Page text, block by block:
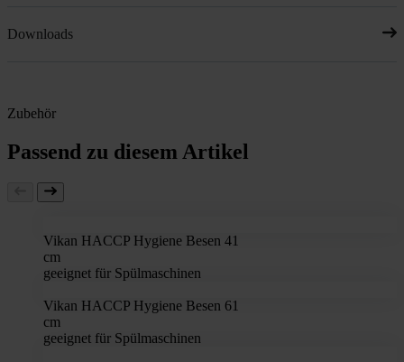
Downloads
Zubehör
Passend zu diesem Artikel
Vikan HACCP Hygiene Besen 41
cm
geeignet für Spülmaschinen
Vikan HACCP Hygiene Besen 61
cm
geeignet für Spülmaschinen